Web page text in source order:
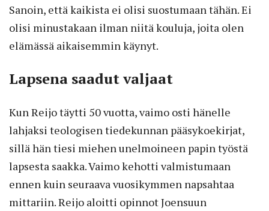
Sanoin, että kaikista ei olisi suostumaan tähän. Ei
olisi minustakaan ilman niitä kouluja, joita olen
elämässä aikaisemmin käynyt.
Lapsena saadut valjaat
Kun Reijo täytti 50 vuotta, vaimo osti hänelle
lahjaksi teologisen tiedekunnan pääsykoekirjat,
sillä hän tiesi miehen unelmoineen papin työstä
lapsesta saakka. Vaimo kehotti valmistumaan
ennen kuin seuraava vuosikymmen napsahtaa
mittariin. Reijo aloitti opinnot Joensuun